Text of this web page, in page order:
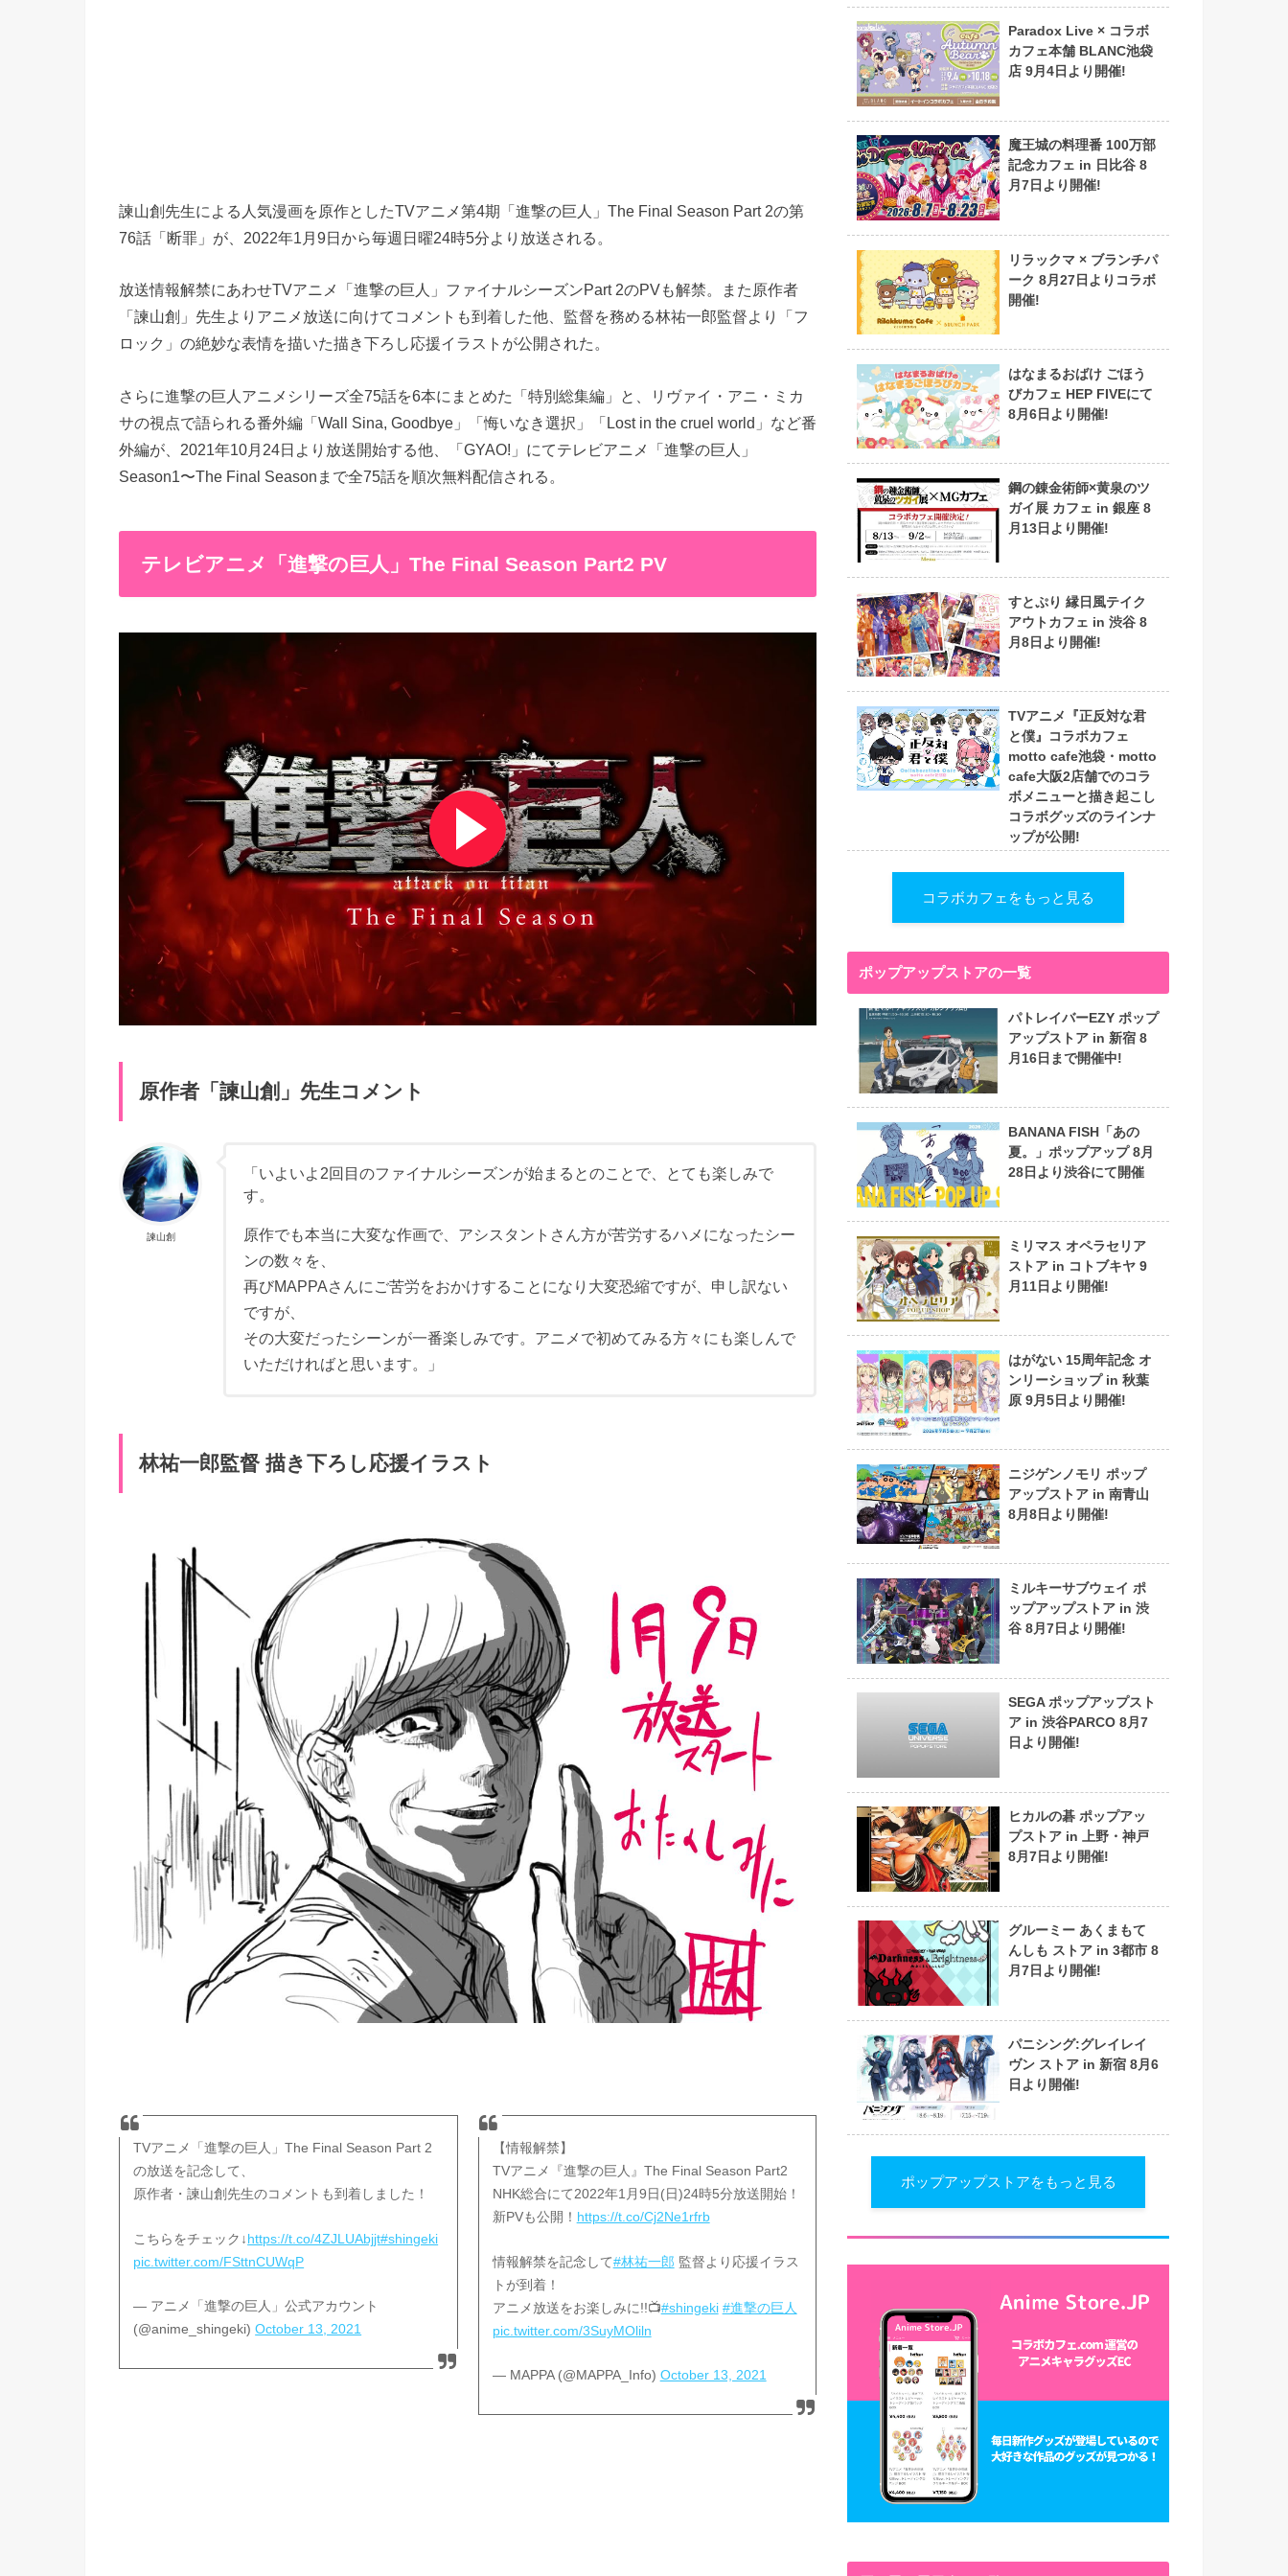
諫山創先生による人気漫画を原作としたTVアニメ第4期「進撃の巨人」The Final Season Part 2の第
76話「断罪」が、2022年1月9日から毎週日曜24時5分より放送される。
放送情報解禁にあわせTVアニメ「進撃の巨人」ファイナルシーズンPart 2のPVも解禁。また原作者
「諫山創」先生よりアニメ放送に向けてコメントも到着した他、監督を務める林祐一郎監督より「フ
ロック」の絶妙な表情を描いた描き下ろし応援イラストが公開された。
さらに進撃の巨人アニメシリーズ全75話を6本にまとめた「特別総集編」と、リヴァイ・アニ・ミカ
サの視点で語られる番外編「Wall Sina, Goodbye」「悔いなき選択」「Lost in the cruel world」など番
外編が、2021年10月24日より放送開始する他、「GYAO!」にてテレビアニメ「進撃の巨人」
Season1〜The Final Seasonまで全75話を順次無料配信される。
テレビアニメ「進撃の巨人」The Final Season Part2 PV
原作者「諫山創」先生コメント
諫山創
「いよいよ2回目のファイナルシーズンが始まるとのことで、とても楽しみで
す。
原作でも本当に大変な作画で、アシスタントさん方が苦労するハメになったシー
ンの数々を、
再びMAPPAさんにご苦労をおかけすることになり大変恐縮ですが、申し訳ない
ですが、
その大変だったシーンが一番楽しみです。アニメで初めてみる方々にも楽しんで
いただければと思います。」
林祐一郎監督 描き下ろし応援イラスト
TVアニメ「進撃の巨人」The Final Season Part 2
の放送を記念して、
原作者・諫山創先生のコメントも到着しました！
こちらをチェック↓https://t.co/4ZJLUAbjjt#shingeki
pic.twitter.com/FSttnCUWqP
— アニメ「進撃の巨人」公式アカウント
(@anime_shingeki)October 13, 2021
【情報解禁】
TVアニメ『進撃の巨人』The Final Season Part2
NHK総合にて2022年1月9日(日)24時5分放送開始！
新PVも公開！ https://t.co/Cj2Ne1rfrb
情報解禁を記念して#林祐一郎 監督より応援イラス
トが到着！
アニメ放送をお楽しみに!!📺#shingeki #進撃の巨人
pic.twitter.com/3SuyMOliln
— MAPPA (@MAPPA_Info) October 13, 2021
Paradox Live × コラボ
カフェ本舗 BLANC池袋
店 9月4日より開催!
魔王城の料理番 100万部
記念カフェ in 日比谷 8
月7日より開催!
リラックマ × ブランチパ
ーク 8月27日よりコラボ
開催!
はなまるおばけ ごほう
びカフェ HEP FIVEにて
8月6日より開催!
鋼の錬金術師×黄泉のツ
ガイ展 カフェ in 銀座 8
月13日より開催!
すとぷり 縁日風テイク
アウトカフェ in 渋谷 8
月8日より開催!
TVアニメ『正反対な君
と僕』コラボカフェ
motto cafe池袋・motto
cafe大阪2店舗でのコラ
ボメニューと描き起こし
コラボグッズのラインナ
ップが公開!
コラボカフェをもっと見る
ポップアップストアの一覧
パトレイバーEZY ポップ
アップストア in 新宿 8
月16日まで開催中!
BANANA FISH「あの
夏。」ポップアップ 8月
28日より渋谷にて開催
ミリマス オペラセリア
ストア in コトブキヤ 9
月11日より開催!
はがない 15周年記念 オ
ンリーショップ in 秋葉
原 9月5日より開催!
ニジゲンノモリ ポップ
アップストア in 南青山
8月8日より開催!
ミルキーサブウェイ ポ
ップアップストア in 渋
谷 8月7日より開催!
SEGA ポップアップスト
ア in 渋谷PARCO 8月7
日より開催!
ヒカルの碁 ポップアッ
プストア in 上野・神戸
8月7日より開催!
グルーミー あくまもて
んしも ストア in 3都市 8
月7日より開催!
パニシング:グレイレイ
ヴン ストア in 新宿 8月6
日より開催!
ポップアップストアをもっと見る